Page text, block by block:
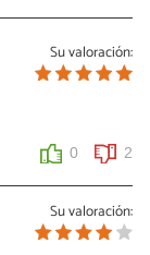
Su valoración:
0 2
Su valoración: